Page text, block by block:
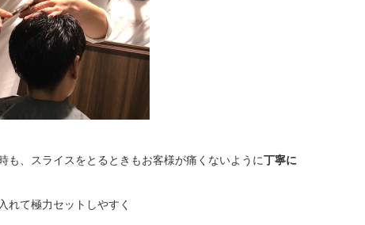
も、スライスをとるときもお客様が痛くないように丁寧に
入れて極力セットしやすく